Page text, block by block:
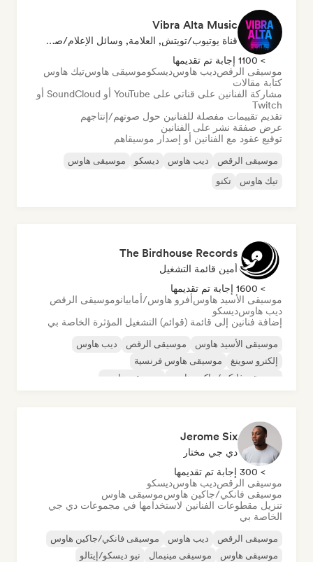
Vibra Alta Music
قناة يوتيوب/تويتش, العلامة, وسائل الإعلام/صحفي, الناشر, خبير الصوت
> 1100 إجابة تم تقديمها
موسيقى الرقصديب هاوسديسكوموسيقى هاوستيك هاوس
كتابة مقالات
مشاركة الفنانين على قناتي على YouTube أو SoundCloud أو
Twitch
تقديم تقييمات مفصلة للفنانين حول صوتهم/إنتاجهم
عرض صفقة نشر على الفنانين
توقيع عقود مع الفنانين أو إصدار موسيقاهم
موسيقى الرقص ديب هاوس ديسكو
موسيقى هاوس
تيك هاوس
تكنو
The Birdhouse Records
أمين قائمة التشغيل
> 1600 إجابة تم تقديمها
موسيقى الأسيد هاوسأفرو هاوس/أمابيانوموسيقى الرقص
ديب هاوسديسكو
إضافة فنانين إلى قائمة (قوائم) التشغيل المؤثرة الخاصة بي
موسيقى الأسيد هاوس موسيقى الرقص
ديب هاوس
إلكترو سوينغ
موسيقى هاوس فرنسية
موسيقى فانكي/جاكين هاوس
موسيقى هاوس
Jerome Six
دي جي مختار
> 300 إجابة تم تقديمها
موسيقى الرقصديب هاوسديسكو
موسيقى فانكي/جاكين هاوسموسيقى هاوس
تنزيل مقطوعات الفنانين لاستخدامها في مجموعات دي جي
الخاصة بي
موسيقى الرقص ديب هاوس
موسيقى فانكي/جاكين هاوس
موسيقى هاوس
موسيقى مينيمال نيو ديسكو/إيتالو